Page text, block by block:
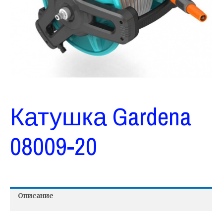
Катушка Gardena
08009-20
Описание